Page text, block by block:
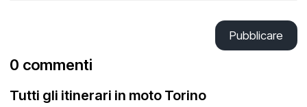
Pubblicare
0 commenti
Tutti gli itinerari in moto Torino